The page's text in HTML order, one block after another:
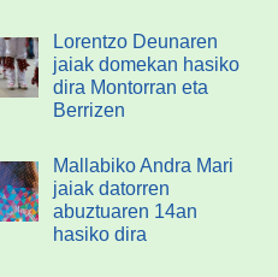
Lorentzo Deunaren
jaiak domekan hasiko
dira Montorran eta
Berrizen
Mallabiko Andra Mari
jaiak datorren
abuztuaren 14an
hasiko dira